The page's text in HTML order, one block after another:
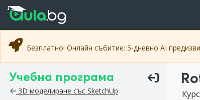
Прескочи към основното съдържание
Прескочи към навигацията
Безплатно! Онлайн събитие: 5-дневно AI
Учебна програма
3D моделиране със SketchUp